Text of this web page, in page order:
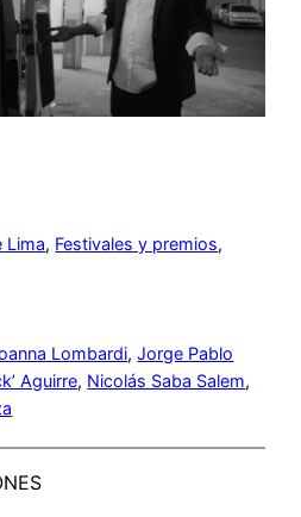
Lima, Festivales y premios
Lombardi, Jorge Pablo
Aguirre, Nicolás Saba Salem